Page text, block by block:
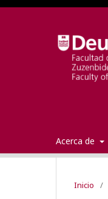
Acerca de
Inicio /